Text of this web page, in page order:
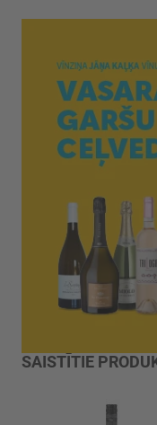
SAISTĪTIE